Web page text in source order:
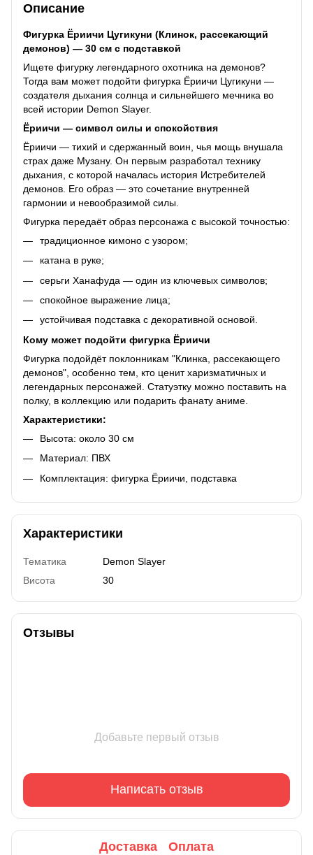
Описание
Фигурка Ёриичи Цугикуни (Клинок, рассекающий
демонов) — 30 см с подставкой
Ищете фигурку легендарного охотника на демонов?
Тогда вам может подойти фигурка Ёриичи Цугикуни —
создателя дыхания солнца и сильнейшего мечника во
всей истории Demon Slayer.
Ёриичи — символ силы и спокойствия
Ёриичи — тихий и сдержанный воин, чья мощь внушала
страх даже Музану. Он первым разработал технику
дыхания, с которой началась история Истребителей
демонов. Его образ — это сочетание внутренней
гармонии и невообразимой силы.
Фигурка передаёт образ персонажа с высокой точностью:
традиционное кимоно с узором;
катана в руке;
серьги Ханафуда — один из ключевых символов;
спокойное выражение лица;
устойчивая подставка с декоративной основой.
Кому может подойти фигурка Ёриичи
Фигурка подойдёт поклонникам "Клинка, рассекающего
демонов", особенно тем, кто ценит харизматичных и
легендарных персонажей. Статуэтку можно поставить на
полку, в коллекцию или подарить фанату аниме.
Характеристики:
Высота: около 30 см
Материал: ПВХ
Комплектация: фигурка Ёриичи, подставка
Характеристики
Тематика
Demon Slayer
Висота
30
Отзывы
Добавьте первый отзыв
Написать отзыв
Доставка Оплата